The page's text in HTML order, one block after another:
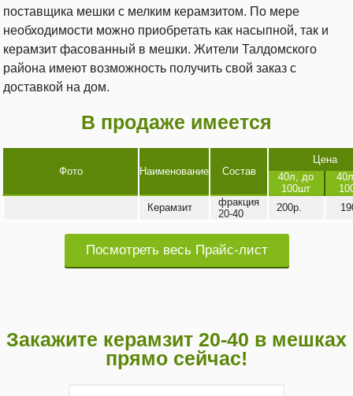
поставщика мешки с мелким керамзитом. По мере
необходимости можно приобретать как насыпной, так и
керамзит фасованный в мешки. Жители Талдомского
района имеют возможность получить свой заказ с
доставкой на дом.
В продаже имеется
Фото Наименование Состав
Цена
40л, до
100шт
Керамзит
фракция
20-40
200р.
Посмотреть весь Прайс-лист
Закажите керамзит 20-40 в мешках
прямо сейчас!